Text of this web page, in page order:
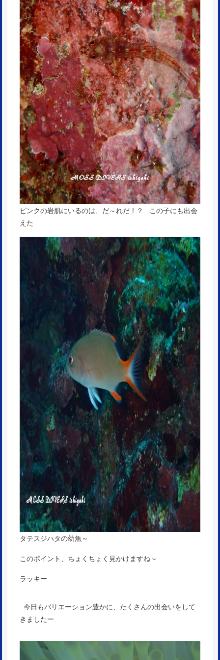
ピンクの岩肌にいるのは、だ～れだ！？ この子にも出会
えた
タテスジハタの幼魚～
このポイント、ちょくちょく見かけますね～
ラッキー
今日もバリエーション豊かに、たくさんの出会いをして
きましたー